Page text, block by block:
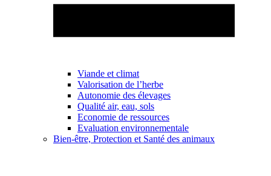
Viande et climat
Valorisation de l’herbe
Autonomie des élevages
Qualité air, eau, sols
Economie de ressources
Evaluation environnementale
Bien-être, Protection et Santé des animaux